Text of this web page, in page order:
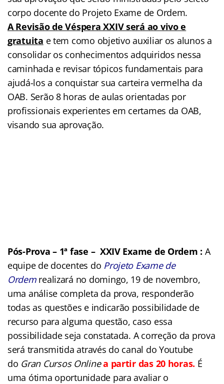
corpo docente do Projeto Exame de Ordem.
A Revisão de Véspera XXIVserá ao vivo e
gratuita e tem como objetivo auxiliar os alunos a
consolidar os conhecimentos adquiridos nessa
caminhada e revisar tópicos fundamentais para
ajudá-los a conquistar sua carteira vermelha da
OAB. Serão 8 horas de aulas orientadas por
profissionais experientes em certames da OAB,
visando sua aprovação.
Pós-Prova – 1ª fase – XXIV Exame de Ordem : A
equipe de docentes do Projeto Exame de
Ordemrealizará no domingo, 19 de novembro,
uma análise completa da prova, responderão
todas as questões e indicarão possibilidade de
recurso para alguma questão, caso essa
possibilidade seja constatada. A correção da prova
será transmitida através do canal do Youtube
do Gran Cursos Onlinea partir das 20 horas. É
uma ótima oportunidade para avaliar o